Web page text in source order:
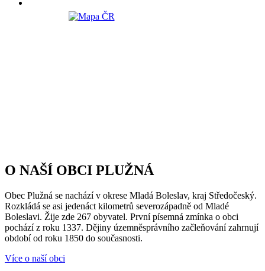
O NAŠÍ OBCI PLUŽNÁ
Obec Plužná se nachází v okrese Mladá Boleslav, kraj Středočeský.
Rozkládá se asi jedenáct kilometrů severozápadně od Mladé
Boleslavi. Žije zde 267 obyvatel. První písemná zmínka o obci
pochází z roku 1337. Dějiny územněsprávního začleňování zahrnují
období od roku 1850 do současnosti.
Více o naší obci